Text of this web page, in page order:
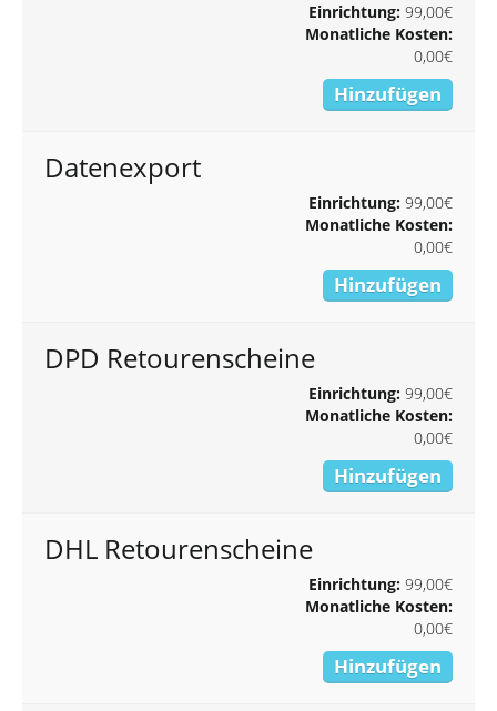
Einrichtung:99,00€
Monatliche Kosten:
0,00€
Hinzufügen
Datenexport
Einrichtung:99,00€
Monatliche Kosten:
0,00€
Hinzufügen
DPD Retourenscheine
Einrichtung:99,00€
Monatliche Kosten:
0,00€
Hinzufügen
DHL Retourenscheine
Einrichtung:99,00€
Monatliche Kosten:
0,00€
Hinzufügen